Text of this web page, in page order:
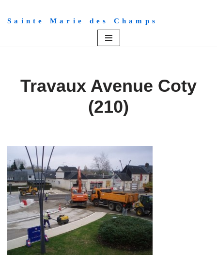
Aller
Sainte Marie des Champs
Travaux Avenue Coty
(210)